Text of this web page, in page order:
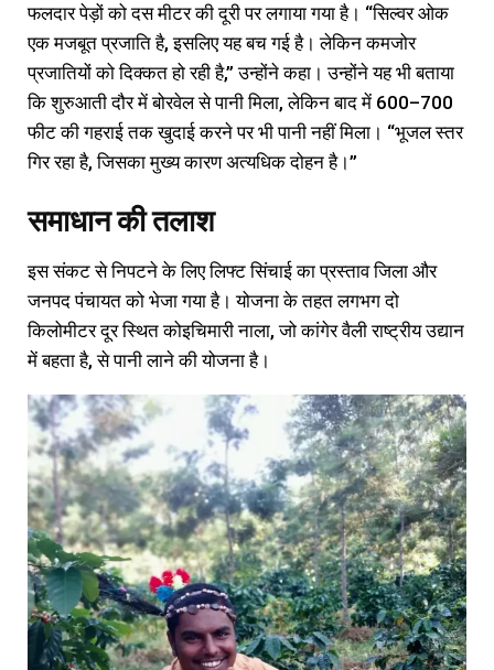
फलदार पेड़ों को दस मीटर की दूरी पर लगाया गया है। “सिल्वर ओक
एक मजबूत प्रजाति है, इसलिए यह बच गई है। लेकिन कमजोर
प्रजातियों को दिक्कत हो रही है,” उन्होंने कहा। उन्होंने यह भी बताया
कि शुरुआती दौर में बोरवेल से पानी मिला, लेकिन बाद में 600–700
फीट की गहराई तक खुदाई करने पर भी पानी नहीं मिला। “भूजल स्तर
गिर रहा है, जिसका मुख्य कारण अत्यधिक दोहन है।”
समाधान की तलाश
इस संकट से निपटने के लिए लिफ्ट सिंचाई का प्रस्ताव जिला और
जनपद पंचायत को भेजा गया है। योजना के तहत लगभग दो
किलोमीटर दूर स्थित कोइचिमारी नाला, जो कांगेर वैली राष्ट्रीय उद्यान
में बहता है, से पानी लाने की योजना है।